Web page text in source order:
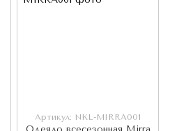
Артикул: NKL-MIRRA001